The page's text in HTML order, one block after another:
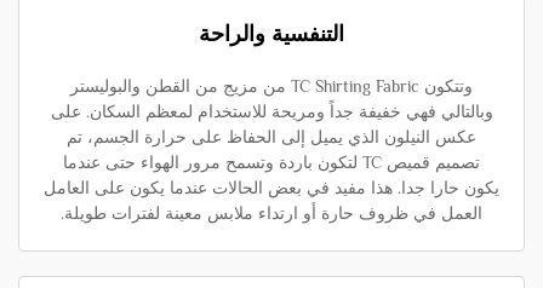
التنفسية والراحة
وتتكون TC Shirting Fabric من مزيج من القطن والبوليستر
وبالتالي فهي خفيفة جداً ومريحة للاستخدام لمعظم السكان. على
عكس النيلون الذي يميل إلى الحفاظ على حرارة الجسم، تم
تصميم قميص TC لتكون باردة وتسمح مرور الهواء حتى عندما
يكون حارا جدا. هذا مفيد في بعض الحالات عندما يكون على العامل
العمل في ظروف حارة أو ارتداء ملابس معينة لفترات طويلة.